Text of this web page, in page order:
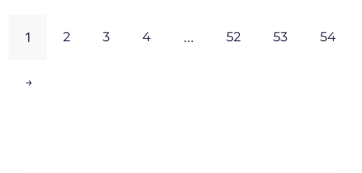
1 2 3 4 … 52 53 54
→